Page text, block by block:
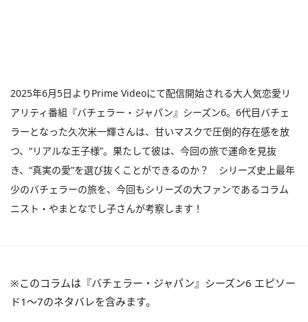
2025年6月5日よりPrime Videoにて配信開始される大人気恋愛リ
アリティ番組『バチェラー・ジャパン』シーズン6。6代目バチェ
ラーとなった久次米一輝さんは、甘いマスクで圧倒的存在感を放
つ、“リアルな王子様”。果たして彼は、今回の旅で運命を見抜
き、“真実の愛”を選び抜くことができるのか？ シリーズ史上最年
少のバチェラーの旅を、今回もシリーズの大ファンであるコラム
ニスト・やまとなでし子さんが考察します！
※このコラムは『バチェラー・ジャパン』シーズン6 エピソー
ド1〜7のネタバレを含みます。